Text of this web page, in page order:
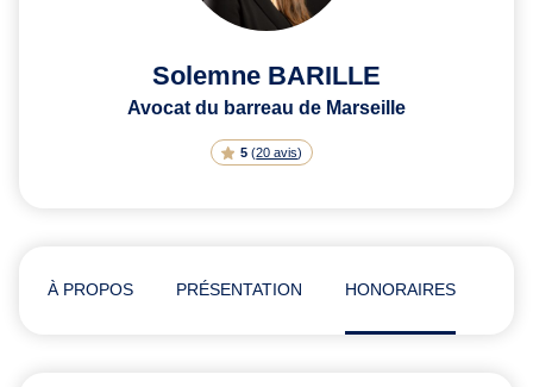
Solemne BARILLE
Avocat du barreau de Marseille
5(20 avis)
À PROPOS PRÉSENTATION HONORAIRES